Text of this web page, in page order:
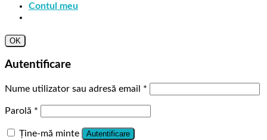
Contul meu
OK
Autentificare
Nume utilizator sau adresă email *
Parolă *
Ține-mă minte Autentificare